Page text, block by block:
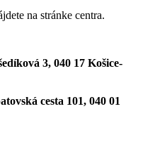
na stránke centra.
3, 040 17 Košice-
cesta 101, 040 01